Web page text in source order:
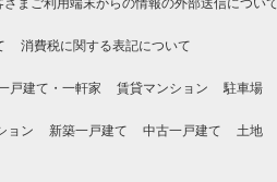
さまご利用端末からの情報の外部送信について
消費税に関する表記について
戸建て・一軒家 賃貸マンション 駐車場
ョン 新築一戸建て 中古一戸建て 土地